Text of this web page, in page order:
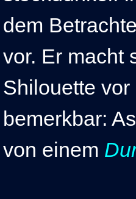
dem
vor. Er macht
Shilouette
bemerkbar:
von einem